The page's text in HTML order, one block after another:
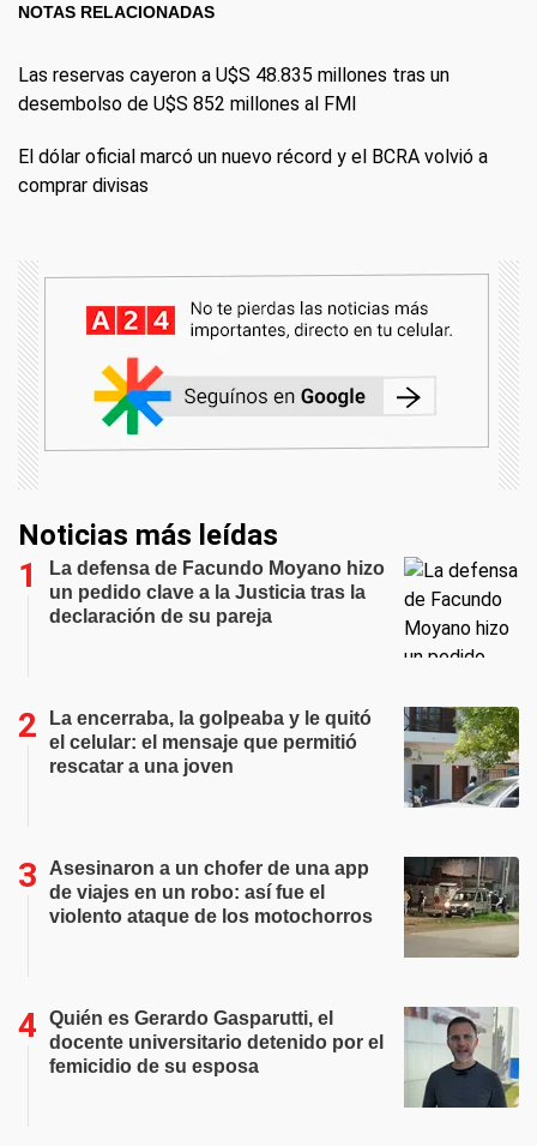
NOTAS RELACIONADAS
Las reservas cayeron a U$S 48.835 millones tras un
desembolso de U$S 852 millones al FMI
El dólar oficial marcó un nuevo récord y el BCRA volvió a
comprar divisas
Noticias más leídas
La defensa de Facundo Moyano hizo
un pedido clave a la Justicia tras la
declaración de su pareja
La encerraba, la golpeaba y le quitó
el celular: el mensaje que permitió
rescatar a una joven
Asesinaron a un chofer de una app
de viajes en un robo: así fue el
violento ataque de los motochorros
Quién es Gerardo Gasparutti, el
docente universitario detenido por el
femicidio de su esposa